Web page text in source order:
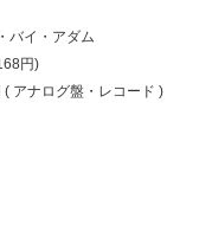
バイ・アダム
円)
アナログ盤・レコード )